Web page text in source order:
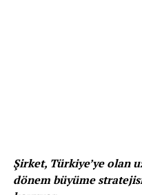
önümüzdeki 50 yıla
gücünü gelecek nesillere
Şirket, Türkiye’ye olan
dönem büyüme